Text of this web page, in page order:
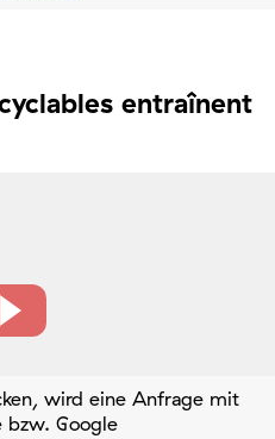
entraînent
wird eine Anfrage mit
bzw. Google